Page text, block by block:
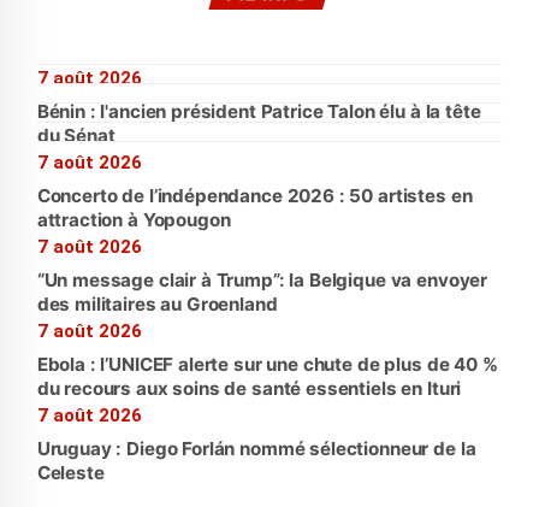
7 août 2026
Bénin : l'ancien président Patrice Talon élu à la tête
du Sénat
7 août 2026
Concerto de l’indépendance 2026 : 50 artistes en
attraction à Yopougon
7 août 2026
“Un message clair à Trump”: la Belgique va envoyer
des militaires au Groenland
7 août 2026
Ebola : l’UNICEF alerte sur une chute de plus de 40 %
du recours aux soins de santé essentiels en Ituri
7 août 2026
Uruguay : Diego Forlán nommé sélectionneur de la
Celeste